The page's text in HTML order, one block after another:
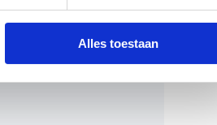
Alles toestaan